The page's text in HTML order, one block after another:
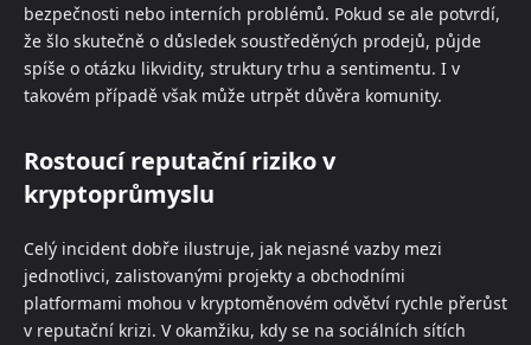
bezpečnosti nebo interních problémů. Pokud se ale potvrdí,
že šlo skutečně o důsledek soustředěných prodejů, půjde
spíše o otázku likvidity, struktury trhu a sentimentu. I v
takovém případě však může utrpět důvěra komunity.
Rostoucí reputační riziko v
kryptoprůmyslu
Celý incident dobře ilustruje, jak nejasné vazby mezi
jednotlivci, zalistovanými projekty a obchodními
platformami mohou v kryptoměnovém odvětví rychle přerůst
v reputační krizi. V okamžiku, kdy se na sociálních sítích